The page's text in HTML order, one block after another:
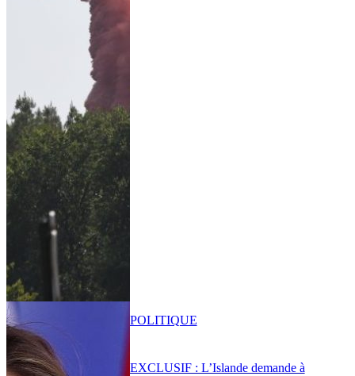
EXCLUSIF : L’Islande demande à
POLITIQUE